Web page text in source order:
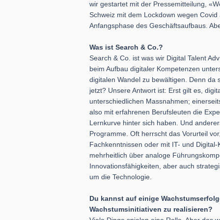
wir gestartet mit der Pressemitteilung,
Schweiz mit dem Lockdown wegen
Anfangsphase des Geschäftsaufbaus.
Was ist Search & Co.?
Search & Co. ist was wir Digital Talent
beim Aufbau digitaler Kompetenzen
digitalen Wandel zu bewältigen. Denn
jetzt? Unsere Antwort ist: Erst gilt es,
unterschiedlichen Massnahmen;
also mit erfahrenen Berufsleuten die
Lernkurve hinter sich haben. Und
Programme. Oft herrscht das Vorurteil
Fachkenntnissen oder mit IT- und
mehrheitlich über analoge
Innovationsfähigkeiten, aber auch
um die Technologie.
Du kannst auf einige
Wachstumsinitiativen zu realisieren?